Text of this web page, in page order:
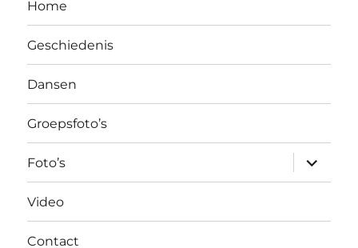
Home
Geschiedenis
Dansen
Groepsfoto’s
Foto’s
expand
child
menu
Video
Contact